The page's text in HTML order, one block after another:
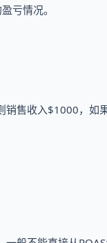
亏情况。
售收入$1000，如